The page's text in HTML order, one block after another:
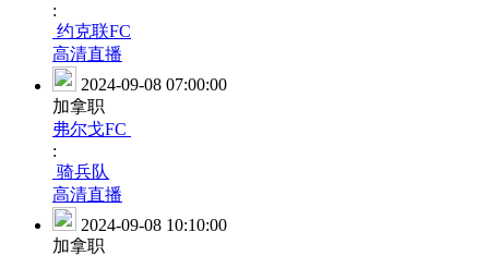
:
约克联FC
高清直播
2024-09-08 07:00:00
加拿职
弗尔戈FC
:
骑兵队
高清直播
2024-09-08 10:10:00
加拿职